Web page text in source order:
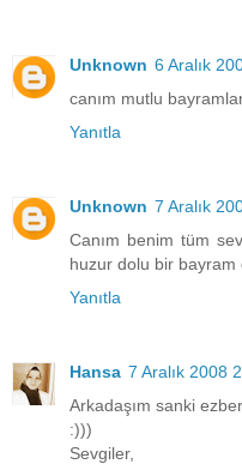
Unknown 6 Aralık
canım mutlu
Yanıtla
Unknown 7 Aralık
Canım benim tüm
huzur dolu bir bayram
Yanıtla
Hansa 7 Aralık 2008
Arkadaşım sanki
:)))
Sevgiler,